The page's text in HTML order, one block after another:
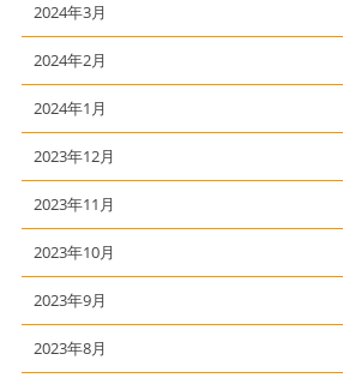
2024年3月
2024年2月
2024年1月
2023年12月
2023年11月
2023年10月
2023年9月
2023年8月